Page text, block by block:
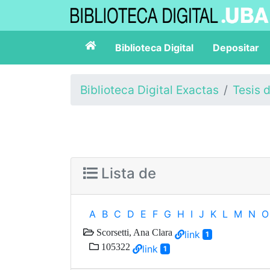
Biblioteca Digital Depositar
Biblioteca Digital Exactas Tesis
Lista de
A B C D E F G H I J K L M N O
Scorsetti, Ana Clara link 1
105322 link 1